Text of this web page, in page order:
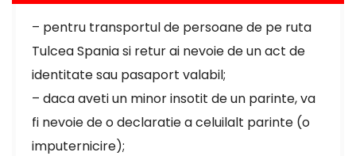
– pentru transportul de persoane de pe ruta
Tulcea Spania si retur ai nevoie de un act de
identitate sau pasaport valabil;
– daca aveti un minor insotit de un parinte, va
fi nevoie de o declaratie a celuilalt parinte (o
imputernicire);